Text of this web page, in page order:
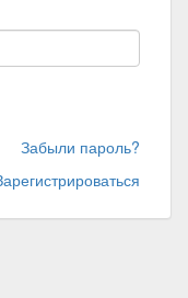
Забыли пароль?